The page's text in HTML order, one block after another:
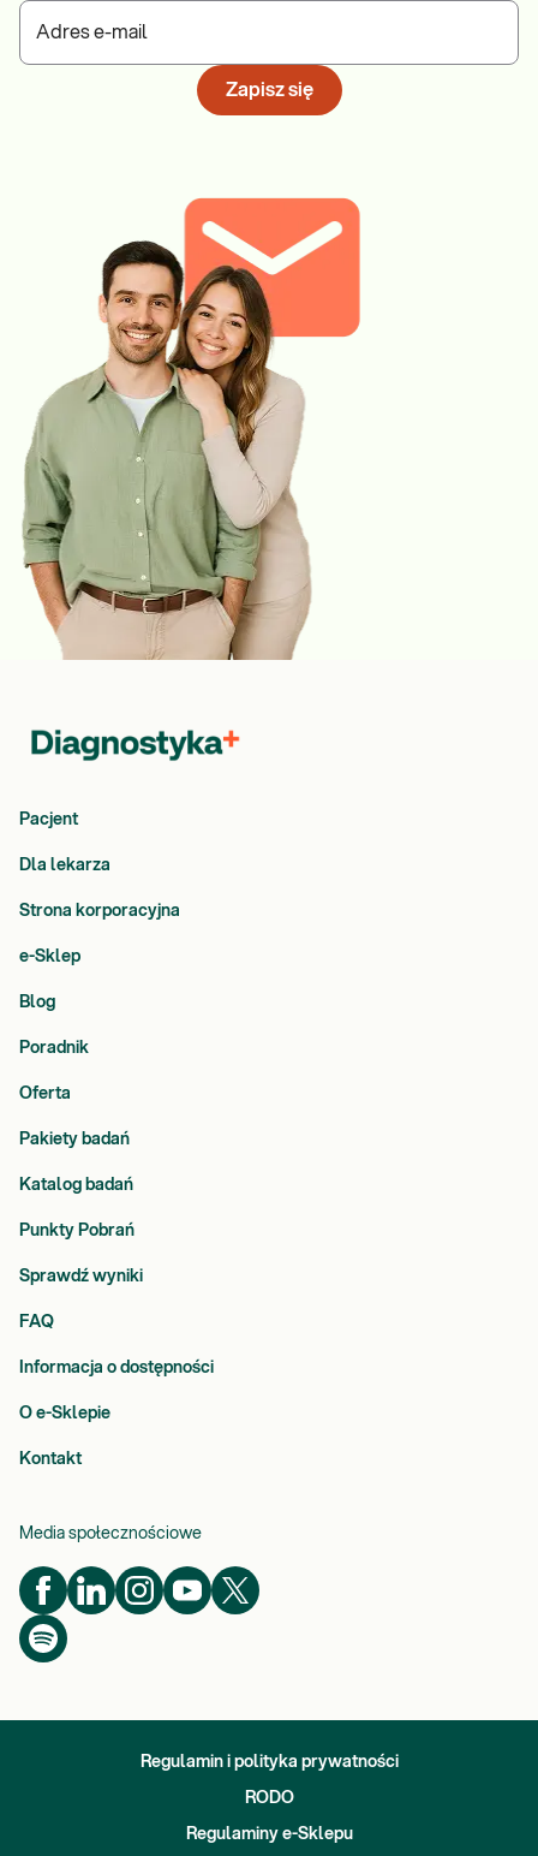
Adres e-mail
Zapisz się
Pacjent
Dla lekarza
Strona korporacyjna
e-Sklep
Blog
Poradnik
Oferta
Pakiety badań
Katalog badań
Punkty Pobrań
Sprawdź wyniki
FAQ
Informacja o dostępności
O e-Sklepie
Kontakt
Media społecznościowe
Regulamin i polityka prywatności
RODO
Regulaminy e-Sklepu